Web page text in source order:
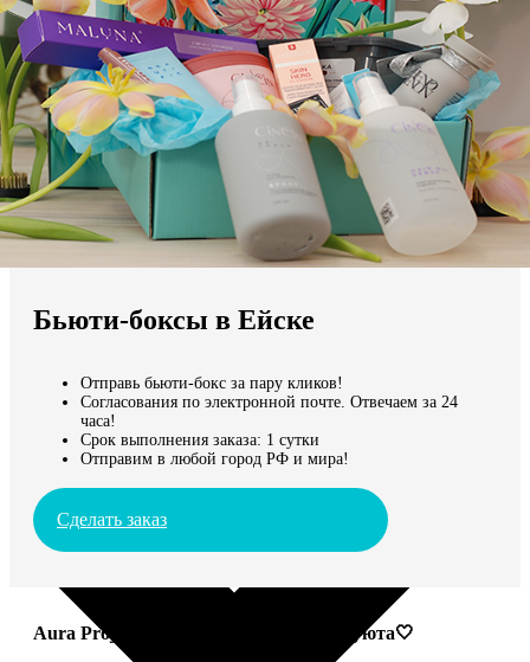
Мы доставляем по всему миру
Бьюти-боксы в Ейске
Отправь бьюти-бокс за пару кликов!
Согласования по электронной почте. Отвечаем за 24
часа!
Срок выполнения заказа: 1 сутки
Отправим в любой город РФ и мира!
Сделать заказ
Aura Project: твой ритуал красоты и уюта🤍